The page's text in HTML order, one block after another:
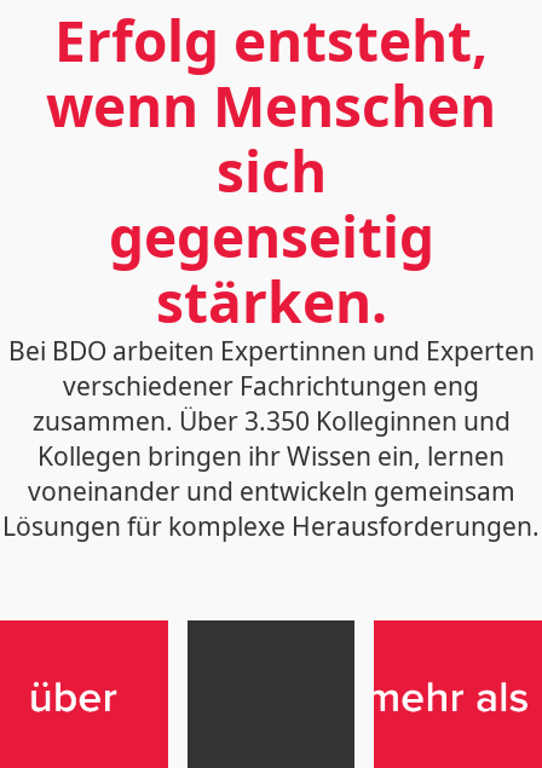
Erfolg entsteht,
wenn Menschen
sich
gegenseitig
stärken.
Bei BDO arbeiten Expertinnen und Experten
verschiedener Fachrichtungen eng
zusammen. Über 3.350 Kolleginnen und
Kollegen bringen ihr Wissen ein, lernen
voneinander und entwickeln gemeinsam
Lösungen für komplexe Herausforderungen.